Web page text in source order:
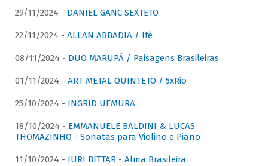
29/11/2024 - DANIEL GANC SEXTETO
22/11/2024 - ALLAN ABBADIA / Ifè
08/11/2024 - DUO MARUPÁ / Paisagens Brasileiras
01/11/2024 - ART METAL QUINTETO / 5xRio
25/10/2024 - INGRID UEMURA
18/10/2024 - EMMANUELE BALDINI & LUCAS
THOMAZINHO - Sonatas para Violino e Piano
11/10/2024 - IURI BITTAR - Alma Brasileira